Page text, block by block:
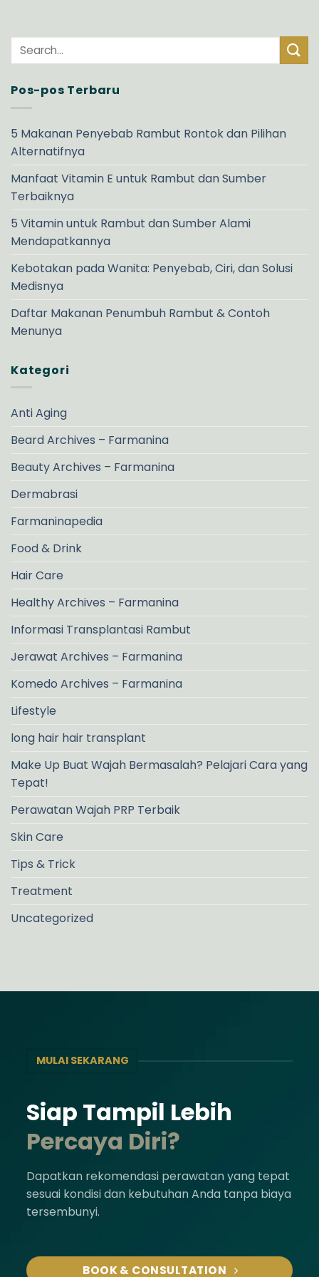
Pos-pos Terbaru
5 Makanan Penyebab Rambut Rontok dan Pilihan
Alternatifnya
Manfaat Vitamin E untuk Rambut dan Sumber
Terbaiknya
5 Vitamin untuk Rambut dan Sumber Alami
Mendapatkannya
Kebotakan pada Wanita: Penyebab, Ciri, dan Solusi
Medisnya
Daftar Makanan Penumbuh Rambut & Contoh
Menunya
Kategori
Anti Aging
Beard Archives – Farmanina
Beauty Archives – Farmanina
Dermabrasi
Farmaninapedia
Food & Drink
Hair Care
Healthy Archives – Farmanina
Informasi Transplantasi Rambut
Jerawat Archives – Farmanina
Komedo Archives – Farmanina
Lifestyle
long hair hair transplant
Make Up Buat Wajah Bermasalah? Pelajari Cara yang
Tepat!
Perawatan Wajah PRP Terbaik
Skin Care
Tips & Trick
Treatment
Uncategorized
MULAI SEKARANG
Siap Tampil Lebih
Percaya Diri?
Dapatkan rekomendasi perawatan yang tepat
sesuai kondisi dan kebutuhan Anda tanpa biaya
tersembunyi.
BOOK & CONSULTATION